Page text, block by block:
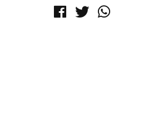
Facebook
TwitterWhatsapp